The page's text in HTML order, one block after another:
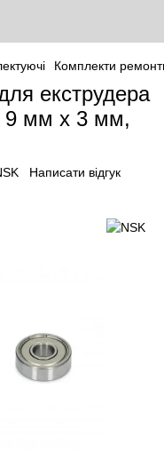
Комплекти
екструдера
9 мм х 3 мм,
Написати відгук